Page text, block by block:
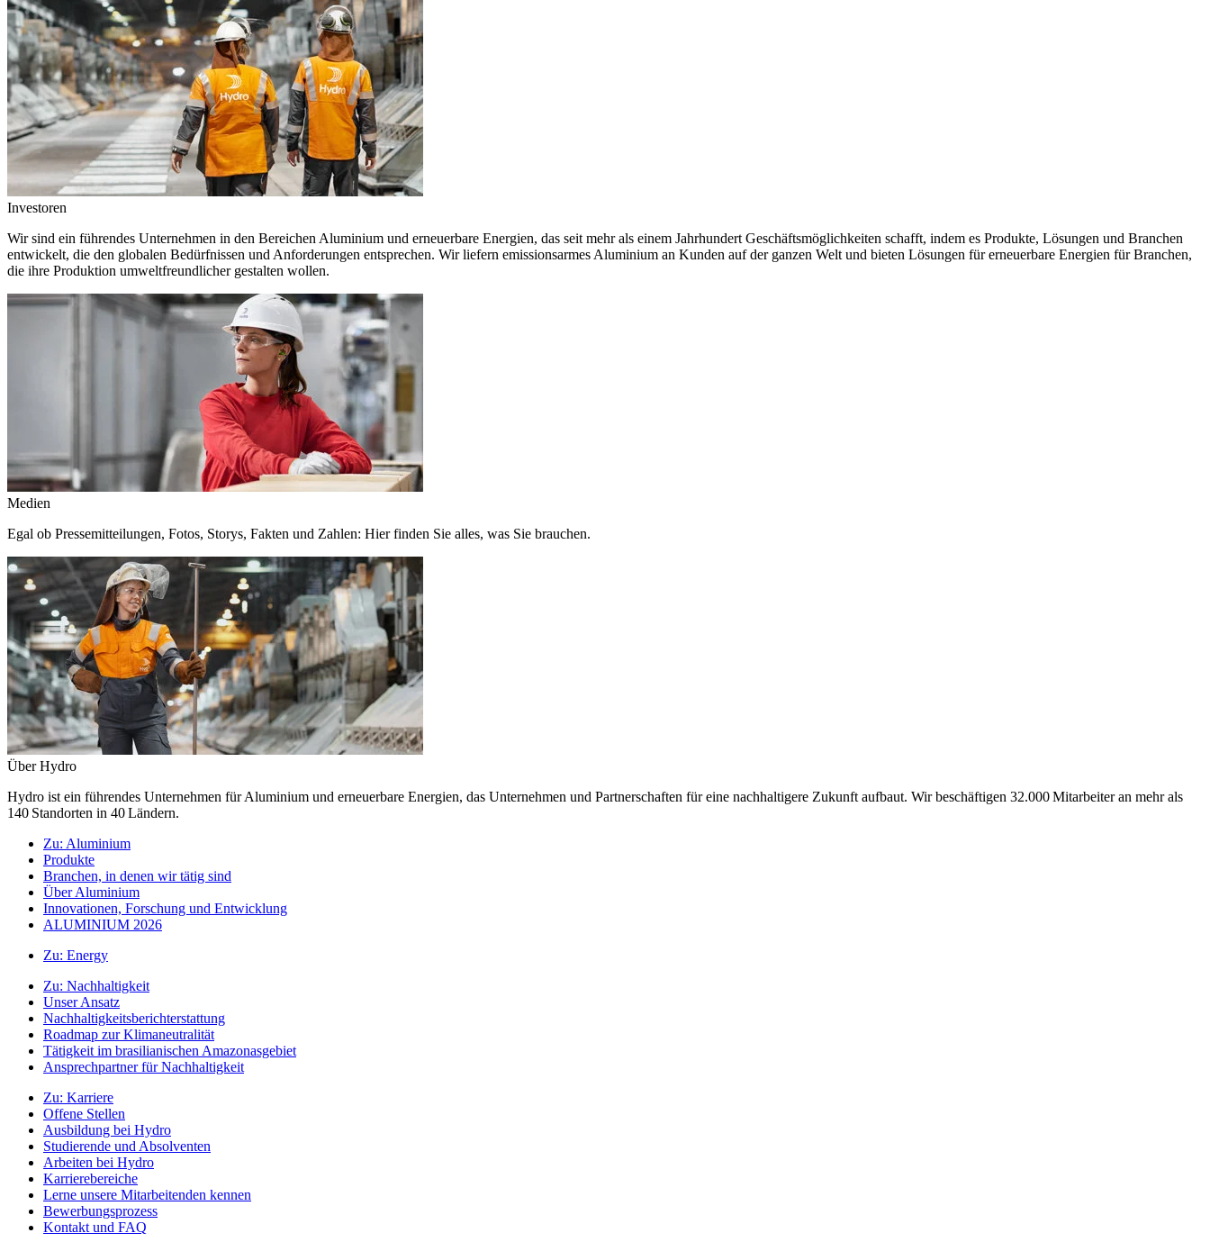
Investoren
Wir sind ein führendes Unternehmen in den Bereichen Aluminium und erneuerbare Energien, das seit mehr als einem Jahrhundert Geschäftsmöglichkeiten schafft, indem es Produkte, Lösungen und Branchen
entwickelt, die den globalen Bedürfnissen und Anforderungen entsprechen. Wir liefern emissionsarmes Aluminium an Kunden auf der ganzen Welt und bieten Lösungen für erneuerbare Energien für Branchen,
die ihre Produktion umweltfreundlicher gestalten wollen.
Medien
Egal ob Pressemitteilungen, Fotos, Storys, Fakten und Zahlen: Hier finden Sie alles, was Sie brauchen.
Über Hydro
Hydro ist ein führendes Unternehmen für Aluminium und erneuerbare Energien, das Unternehmen und Partnerschaften für eine nachhaltigere Zukunft aufbaut. Wir beschäftigen 32.000 Mitarbeiter an mehr als
140 Standorten in 40 Ländern.
Zu: Aluminium
Produkte
Branchen, in denen wir tätig sind
Über Aluminium
Innovationen, Forschung und Entwicklung
ALUMINIUM 2026
Zu: Energy
Zu: Nachhaltigkeit
Unser Ansatz
Nachhaltigkeitsberichterstattung
Roadmap zur Klimaneutralität
Tätigkeit im brasilianischen Amazonasgebiet
Ansprechpartner für Nachhaltigkeit
Zu: Karriere
Offene Stellen
Ausbildung bei Hydro
Studierende und Absolventen
Arbeiten bei Hydro
Karrierebereiche
Lerne unsere Mitarbeitenden kennen
Bewerbungsprozess
Kontakt und FAQ